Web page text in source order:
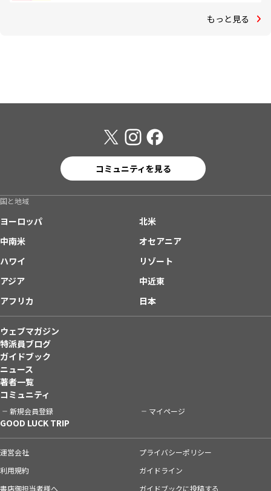
もっと見る
コミュニティを見る
国と地域
ヨーロッパ
北米
中南米
オセアニア
ハワイ
リゾート
アジア
中近東
アフリカ
日本
ウェブマガジン
特派員ブログ
ガイドブック
ニュース
著者一覧
コミュニティ
新規会員登録 マイページ
GOOD LUCK TRIP
運営会社
プライバシーポリシー
利用規約
ガイドライン
書店御担当者様へ
ガイドブックに投稿する